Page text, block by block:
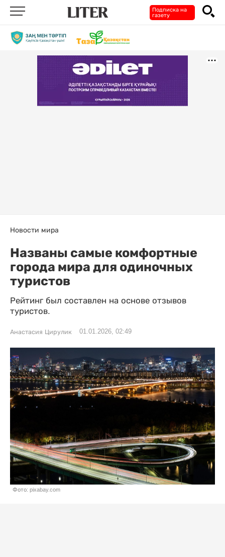
Подписка на
газету
Новости мира
Названы самые комфортные
города мира для одиночных
туристов
Рейтинг был составлен на основе отзывов
туристов.
Анастасия Цирулик 01.01.2026, 02:49
Фото: pixabay.com